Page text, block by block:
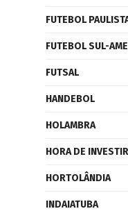
FUTEBOL
FUTEBOL SUL-
FUTSAL
HANDEBOL
HOLAMBRA
HORA DE INVESTIR
HORTOLÂNDIA
INDAIATUBA